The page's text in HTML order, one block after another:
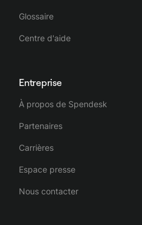
Glossaire
Centre d'aide
Entreprise
À propos de Spendesk
Partenaires
Carrières
Espace presse
Nous contacter